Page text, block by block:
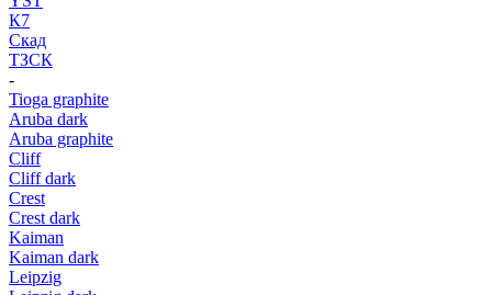
К7
Скад
ТЗСК
-
Tioga graphite
Aruba dark
Aruba graphite
Cliff
Cliff dark
Crest
Crest dark
Kaiman
Kaiman dark
Leipzig